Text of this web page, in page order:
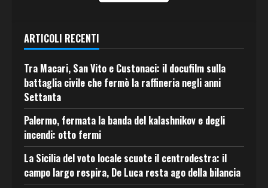
ARTICOLI RECENTI
Tra Macari, San Vito e Custonaci: il docufilm sulla
battaglia civile che fermò la raffineria negli anni
Settanta
Palermo, fermata la banda del kalashnikov e degli
incendi: otto fermi
La Sicilia del voto locale scuote il centrodestra: il
campo largo respira, De Luca resta ago della bilancia